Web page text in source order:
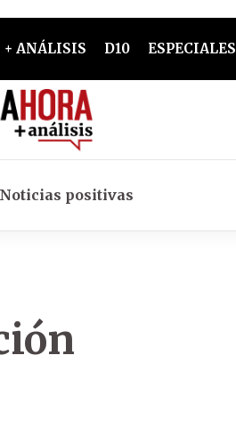
+ ANÁLISIS D10 ESPECIALES
Noticias positivas